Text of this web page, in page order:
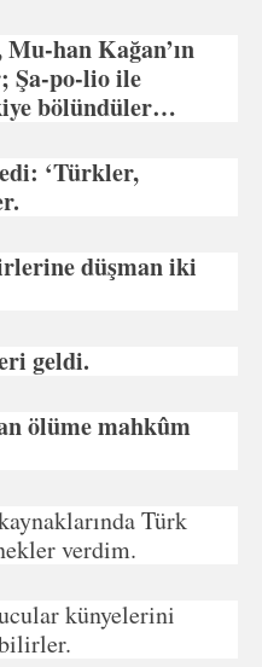
han Kağan’ın
Şa-po-lio ile
bölündüler…
‘Türkler,
düşman iki
geldi.
ölüme mahkûm
Türk
verdim.
künyelerini